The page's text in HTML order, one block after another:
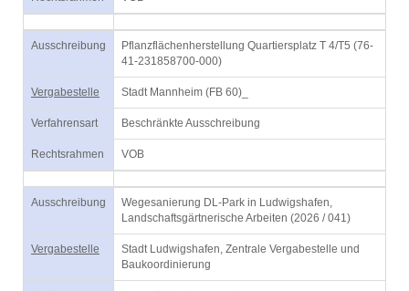
Ausschreibung
Pflanzflächenherstellung Quartiersplatz T 4/T5 (76-
41-231858700-000)
Vergabestelle Stadt Mannheim (FB 60)_
Verfahrensart Beschränkte Ausschreibung
Rechtsrahmen VOB
Ausschreibung
Wegesanierung DL-Park in Ludwigshafen,
Landschaftsgärtnerische Arbeiten (2026 / 041)
Vergabestelle
Stadt Ludwigshafen, Zentrale Vergabestelle und
Baukoordinierung